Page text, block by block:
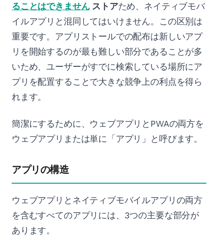
ることはできませんストアため、ネイティブモバ
イルアプリと混同してはいけません。この区別は
重要です。アプリストールでの配布は新しいアプ
リを開始するのが最も難しい部分であることが多
いため、ユーザーがすでに検索している場所にア
プリを配置することで大きな競争上の利点を得ら
れます。
簡潔にするために、ウェブアプリとPWAの両方を
ウェブアプリまたは単に「アプリ」と呼びます。
アプリの構造
ウェブアプリとネイティブモバイルアプリの両方
を含むすべてのアプリには、3つの主要な部分が
あります。